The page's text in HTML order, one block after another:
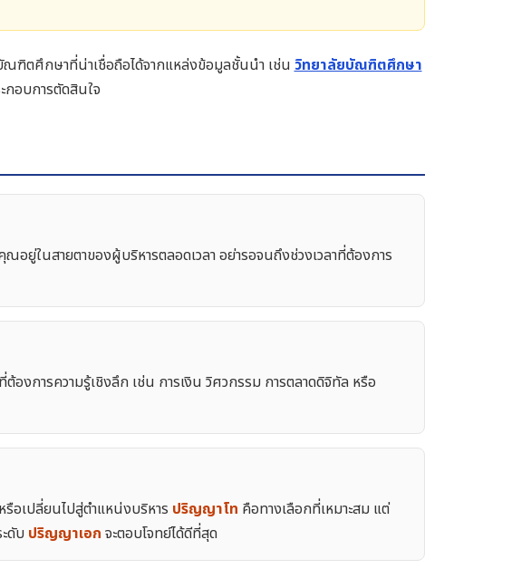
ฑิตศึกษาที่น่าเชื่อถือได้จากแหล่งข้อมูลชั้นนำ เช่น วิทยาลัยบัณฑิตศึกษา
กอบการตัดสินใจ
อยู่ในสายตาของผู้บริหารตลอดเวลา อย่ารอจนถึงช่วงเวลาที่ต้องการ
องการความรู้เชิงลึก เช่น การเงิน วิศวกรรม การตลาดดิจิทัล หรือ
อเปลี่ยนไปสู่ตำแหน่งบริหาร ปริญญาโท คือทางเลือกที่เหมาะสม แต่
ดับ ปริญญาเอก จะตอบโจทย์ได้ดีที่สุด